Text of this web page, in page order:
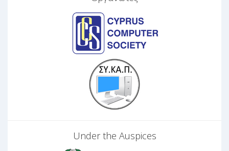
Under the Auspices